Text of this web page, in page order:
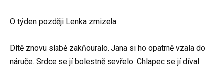
O týden později Lenka zmizela.
Dítě znovu slabě zakňouralo. Jana si ho opatrně vzala do
náruče. Srdce se jí bolestně sevřelo. Chlapec se jí díval